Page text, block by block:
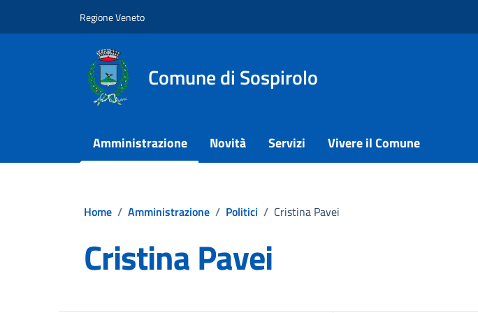
Regione Veneto
Comune di Sospirolo
Amministrazione Novità Servizi Vivere il Comune
Home / Amministrazione / Politici / Cristina Pavei
Cristina Pavei